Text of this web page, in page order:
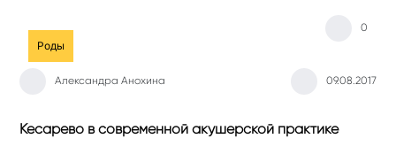
Роды
Александра Анохина 09.08.2017
0
Кесарево в современной акушерской практике